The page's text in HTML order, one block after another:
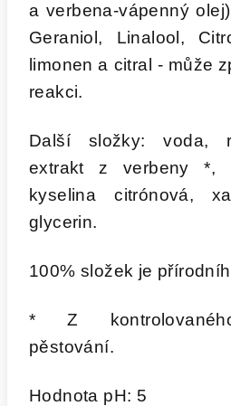
a verbena-vápenný
Geraniol, Linalool,
limonen a citral - může
reakci.
Další složky: voda,
extrakt z verbeny *,
kyselina citrónová,
glycerin.
100% složek je
* Z
pěstování.
Hodnota pH: 5